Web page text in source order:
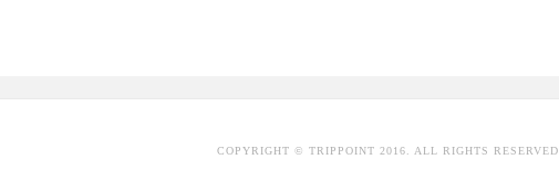
COPYRIGHT © TRIPPOINT 2016. ALL RIGHTS RESERVED